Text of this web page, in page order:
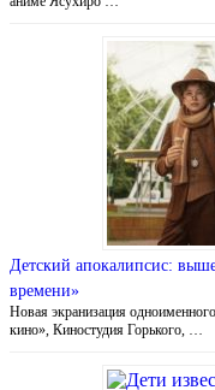
Детский апокалипсис:
времени»
Новая экранизация
кино», Киностудия Горького, …